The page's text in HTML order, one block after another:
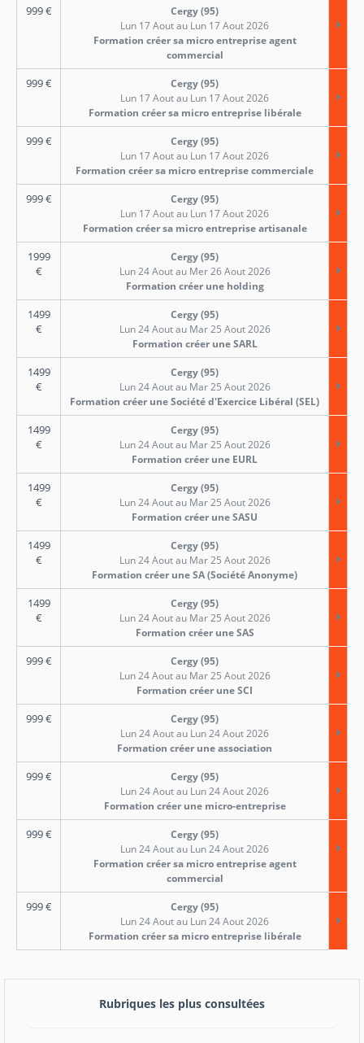
999€
Cergy (95)
Lun 17 Aout au Lun 17 Aout 2026
Formation créer sa micro entreprise agent
commercial
999€
Cergy (95)
Lun 17 Aout au Lun 17 Aout 2026
Formation créer sa micro entreprise libérale
999€
Cergy (95)
Lun 17 Aout au Lun 17 Aout 2026
Formation créer sa micro entreprise commerciale
999€
Cergy (95)
Lun 17 Aout au Lun 17 Aout 2026
Formation créer sa micro entreprise artisanale
1999
€
Cergy (95)
Lun 24 Aout au Mer 26 Aout 2026
Formation créer une holding
1499
€
Cergy (95)
Lun 24 Aout au Mar 25 Aout 2026
Formation créer une SARL
1499
€
Cergy (95)
Lun 24 Aout au Mar 25 Aout 2026
Formation créer une Société d'Exercice Libéral (SEL)
1499
€
Cergy (95)
Lun 24 Aout au Mar 25 Aout 2026
Formation créer une EURL
1499
€
Cergy (95)
Lun 24 Aout au Mar 25 Aout 2026
Formation créer une SASU
1499
€
Cergy (95)
Lun 24 Aout au Mar 25 Aout 2026
Formation créer une SA (Société Anonyme)
1499
€
Cergy (95)
Lun 24 Aout au Mar 25 Aout 2026
Formation créer une SAS
999€
Cergy (95)
Lun 24 Aout au Mar 25 Aout 2026
Formation créer une SCI
999€
Cergy (95)
Lun 24 Aout au Lun 24 Aout 2026
Formation créer une association
999€
Cergy (95)
Lun 24 Aout au Lun 24 Aout 2026
Formation créer une micro-entreprise
999€
Cergy (95)
Lun 24 Aout au Lun 24 Aout 2026
Formation créer sa micro entreprise agent
commercial
999€
Cergy (95)
Lun 24 Aout au Lun 24 Aout 2026
Formation créer sa micro entreprise libérale
Rubriques les plus consultées